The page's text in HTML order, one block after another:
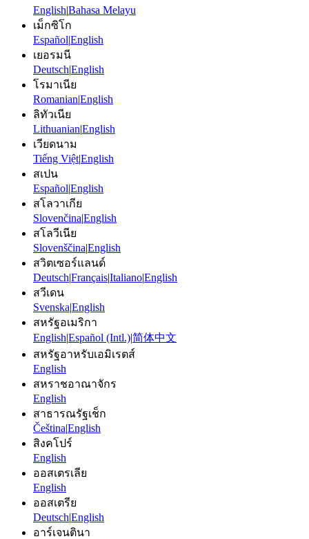
English|Bahasa Melayu
เม็กซิโก
Español|English
เยอรมนี
Deutsch|English
โรมาเนีย
Romanian|English
ลิทัวเนีย
Lithuanian|English
เวียดนาม
Tiếng Việt|English
สเปน
Español|English
สโลวาเกีย
Slovenčina|English
สโลวีเนีย
Slovenščina|English
สวิตเซอร์แลนด์
Deutsch|Français|Italiano|English
สวีเดน
Svenska|English
สหรัฐอเมริกา
English|Español (Intl.)|简体中文
สหรัฐอาหรับเอมิเรตส์
English
สหราชอาณาจักร
English
สาธารณรัฐเช็ก
Čeština|English
สิงคโปร์
English
ออสเตรเลีย
English
ออสเตรีย
Deutsch|English
อาร์เจนตินา